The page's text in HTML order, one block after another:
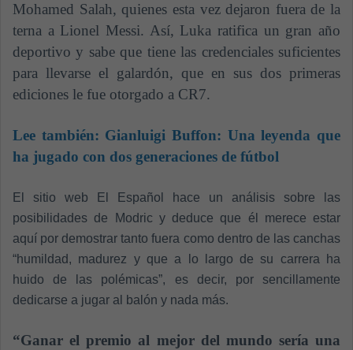
Mohamed Salah, quienes esta vez dejaron fuera de la
terna a Lionel Messi. Así, Luka ratifica un gran año
deportivo y sabe que tiene las credenciales suficientes
para llevarse el galardón, que en sus dos primeras
ediciones le fue otorgado a CR7.
Lee también: Gianluigi Buffon: Una leyenda que
ha jugado con dos generaciones de fútbol
El sitio web El Español hace un análisis sobre las
posibilidades de Modric y deduce que él merece estar
aquí por demostrar tanto fuera como dentro de las canchas
“humildad, madurez y que a lo largo de su carrera ha
huido de las polémicas”, es decir, por sencillamente
dedicarse a jugar al balón y nada más.
“Ganar el premio al mejor del mundo sería una